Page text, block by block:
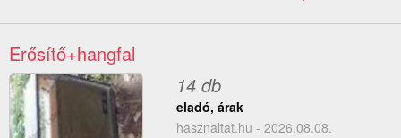
Erősítő+hangfal
14 db
eladó, árak
hasznaltat.hu - 2026.08.08.